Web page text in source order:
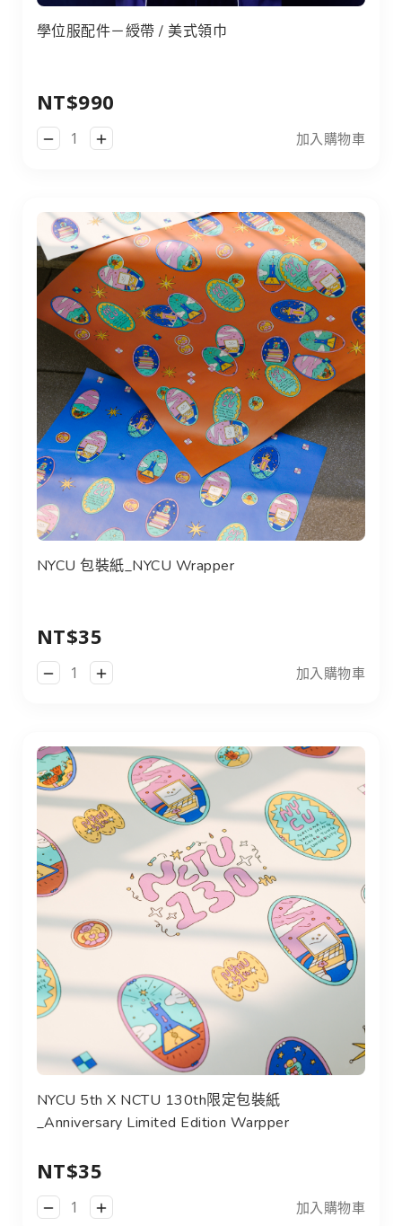
學位服配件－綬帶 / 美式領巾
學位服配件－綬帶 / 美式領巾
NT$990
加入購物車
NYCU 包裝紙_NYCU Wrapper
NYCU 包裝紙_NYCU Wrapper
NT$35
加入購物車
NYCU 5th x NCTU 130th限定包裝紙_Anniversary
NYCU 5th X NCTU 130th限定包裝紙
_Anniversary Limited Edition Warpper
NT$35
加入購物車